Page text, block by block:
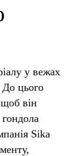
у вежах
До цього
він
Sika